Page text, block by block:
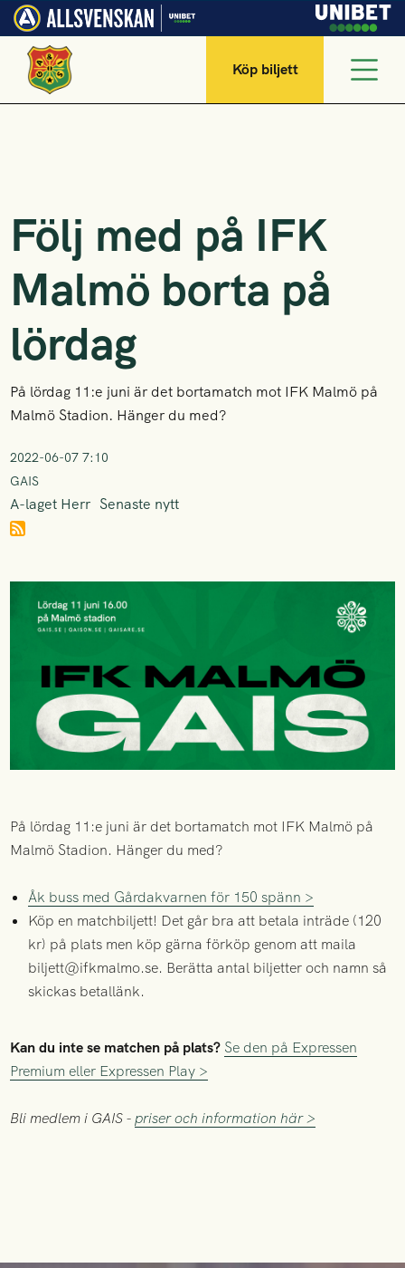
Köp biljett
Följ med på IFK
Malmö borta på
lördag
På lördag 11:e juni är det bortamatch mot IFK Malmö på
Malmö Stadion. Hänger du med?
2022-06-07 7:10
GAIS
A-laget Herr Senaste nytt
På lördag 11:e juni är det bortamatch mot IFK Malmö på
Malmö Stadion. Hänger du med?
Åk buss med Gårdakvarnen för 150 spänn >
Köp en matchbiljett! Det går bra att betala inträde (120
kr) på plats men köp gärna förköp genom att maila
biljett@ifkmalmo.se. Berätta antal biljetter och namn så
skickas betallänk.
Kan du inte se matchen på plats? Se den på Expressen
Premium eller Expressen Play >
Bli medlem i GAIS -priser och information här >